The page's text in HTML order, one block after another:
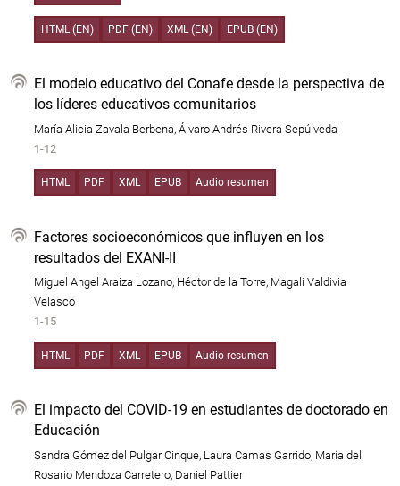
HTML (EN) PDF (EN) XML (EN) EPUB (EN)
El modelo educativo del Conafe desde la perspectiva de
los líderes educativos comunitarios
María Alicia Zavala Berbena, Álvaro Andrés Rivera Sepúlveda
1-12
HTML PDF XML EPUB Audio resumen
Factores socioeconómicos que influyen en los
resultados del EXANI-II
Miguel Angel Araiza Lozano, Héctor de la Torre, Magali Valdivia
Velasco
1-15
HTML PDF XML EPUB Audio resumen
El impacto del COVID-19 en estudiantes de doctorado en
Educación
Sandra Gómez del Pulgar Cinque, Laura Camas Garrido, María del
Rosario Mendoza Carretero, Daniel Pattier